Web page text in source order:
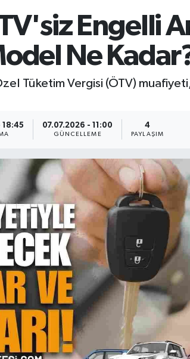
Engelli
Ne
Tüketim Vergisi (ÖTV)
07.07.2026 - 11:00
GÜNCELLEME
4
PAYLAŞIM